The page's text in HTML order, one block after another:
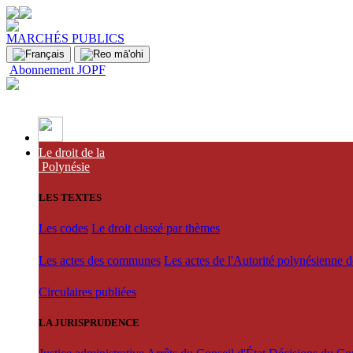
MARCHÉS PUBLICS
Abonnement JOPF
Le droit de la
Polynésie
LES TEXTES
Les codes Le droit classé par thèmes
Les actes des communes Les actes de l'Autorité polynésienne
Circulaires publiées
LA JURISPRUDENCE